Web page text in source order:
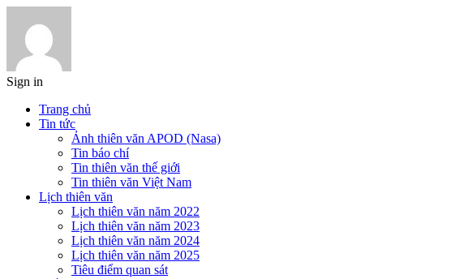
Sign in
Trang chủ
Tin tức
Ảnh thiên văn APOD (Nasa)
Tin báo chí
Tin thiên văn thế giới
Tin thiên văn Việt Nam
Lịch thiên văn
Lịch thiên văn năm 2022
Lịch thiên văn năm 2023
Lịch thiên văn năm 2024
Lịch thiên văn năm 2025
Tiêu điểm quan sát